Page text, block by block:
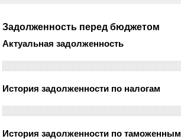
Задолженность перед бюджетом
Актуальная задолженность
История задолженности по налогам
История задолженности по таможенным